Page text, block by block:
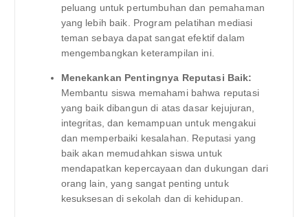
peluang untuk pertumbuhan dan pemahaman
yang lebih baik. Program pelatihan mediasi
teman sebaya dapat sangat efektif dalam
mengembangkan keterampilan ini.
Menekankan Pentingnya Reputasi Baik:
Membantu siswa memahami bahwa reputasi
yang baik dibangun di atas dasar kejujuran,
integritas, dan kemampuan untuk mengakui
dan memperbaiki kesalahan. Reputasi yang
baik akan memudahkan siswa untuk
mendapatkan kepercayaan dan dukungan dari
orang lain, yang sangat penting untuk
kesuksesan di sekolah dan di kehidupan.